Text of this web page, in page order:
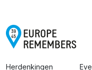
Herdenkingen